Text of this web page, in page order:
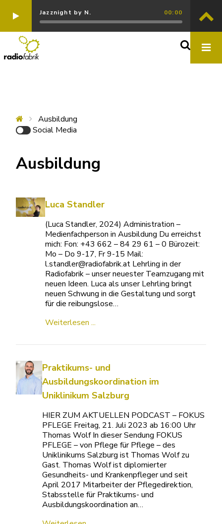
Jazznight by N. 00:00
Ausbildung
Social Media
Ausbildung
Luca Standler
(Luca Standler, 2024) Administration –
Medienfachperson in Ausbildung Du erreichst
mich: Fon: +43 662 – 84 29 61 – 0 Bürozeit:
Mo – Do 9-17, Fr 9-15 Mail:
l.standler@radiofabrik.at Lehrling in der
Radiofabrik – unser neuester Teamzugang mit
neuen Ideen. Luca als unser Lehrling bringt
neuen Schwung in die Gestaltung und sorgt
für die reibungslose…
Weiterlesen ...
Praktikums- und
Ausbildungskoordination im
Uniklinikum Salzburg
HIER ZUM AKTUELLEN PODCAST – FOKUS
PFLEGE Freitag, 21. Juli 2023 ab 16:00 Uhr
Thomas Wolf In dieser Sendung FOKUS
PFLEGE – von Pflege für Pflege – des
Uniklinikums Salzburg ist Thomas Wolf zu
Gast. Thomas Wolf ist diplomierter
Gesundheits- und Krankenpfleger und seit
April 2017 Mitarbeiter der Pflegedirektion,
Stabsstelle für Praktikums- und
Ausbildungskoordination an…